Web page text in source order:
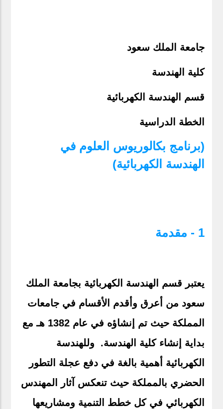
جامعة الملك سعود
كلية الهندسة
قسم الهندسة الكهربائية
الخطة الدراسية
(برنامج بكالوريوس العلوم في
الهندسة الكهربائية)
1 - مقدمة
يعتبر قسم الهندسة الكهربائية بجامعة الملك
سعود من أعرق وأقدم الأقسام في جامعات
المملكة حيث تم إنشاؤه في عام 1382 هـ مع
بداية إنشاء كلية الهندسة. وللهندسة
الكهربائية أهمية بالغة في دفع عجلة التطور
الحضري بالمملكة حيث تنعكس آثار المهندس
الكهربائي في كل خطط التنمية ومشاريعها